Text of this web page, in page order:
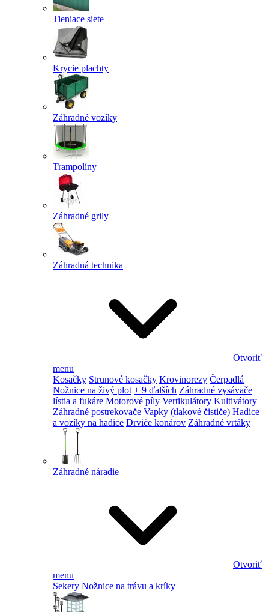
Tieniace siete
Krycie plachty
Záhradné vozíky
Trampolíny
Záhradné grily
Záhradná technika
Otvoriť
menu
Kosačky Strunové kosačky Krovinorezy Čerpadlá
Nožnice na živý plot + 9 ďalších Záhradné vysávače
lístia a fukáre Motorové píly Vertikulátory Kultivátory
Záhradné postrekovače Vapky (tlakové čističe) Hadice
a vozíky na hadice Drviče konárov Záhradné vrtáky
Záhradné náradie
Otvoriť
menu
Sekery Nožnice na trávu a kríky